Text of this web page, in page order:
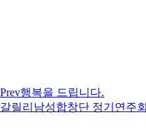
Prev행복을 드립니다.
갈릴리남성합창단 정기연주회